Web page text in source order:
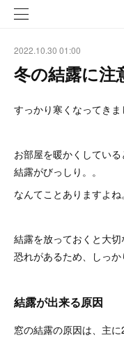
2022.10.30 01:00
冬の結露に注
すっかり寒くなってきま
お部屋を暖かくしてい
結露がびっしり。。
なんてことありますよね
結露を放っておくと大
恐れがあるため、しっか
結露が出来る原因
窓の結露の原因は、主に2